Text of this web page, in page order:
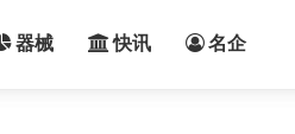
器械 快讯 名企